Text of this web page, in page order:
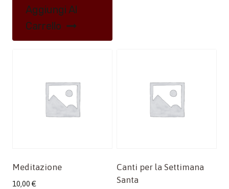
Aggiungi Al
Carrello
Meditazione
10,00 €
Canti per la Settimana
Santa